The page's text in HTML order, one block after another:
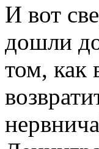
И вот
дошли
том, как